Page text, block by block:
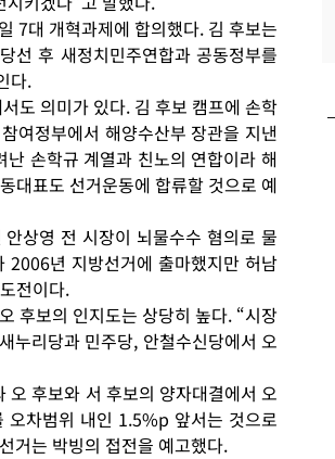
7대 개혁과제에 합의했다. 김 후보는
선 후 새정치민주연합과 공동정부를
다.
도 의미가 있다. 김 후보 캠프에 손학
여정부에서 해양수산부 장관을 지낸
손학규 계열과 친노의 연합이라 해
대표도 선거운동에 합류할 것으로 예
상영 전 시장이 뇌물수수 혐의로 물
2006년 지방선거에 출마했지만 허남
전이다.
후보의 인지도는 상당히 높다. “시장
누리당과 민주당, 안철수신당에서 오
후보와 서 후보의 양자대결에서 오
차범위 내인 1.5%p 앞서는 것으로
거는 박빙의 접전을 예고했다.